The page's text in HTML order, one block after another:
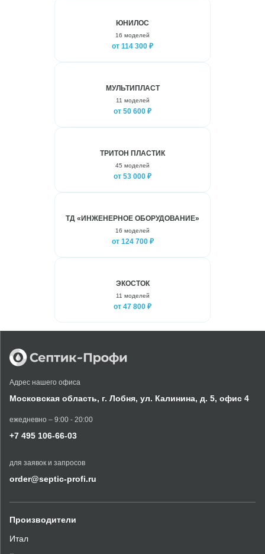
ЮНИЛОС
16 моделей
от 114 300 ₽
МУЛЬТИПЛАСТ
11 моделей
от 50 600 ₽
ТРИТОН ПЛАСТИК
45 моделей
от 53 000 ₽
ТД «ИНЖЕНЕРНОЕ ОБОРУДОВАНИЕ»
16 моделей
от 124 700 ₽
ЭКОСТОК
11 моделей
от 47 800 ₽
Адрес нашего офиса
Московская область, г. Лобня, ул. Калинина, д. 5, офис 4
ежедневно – 9:00 - 20:00
+7 495 106-66-03
для заявок и запросов
order@septic-profi.ru
Производители
Итал